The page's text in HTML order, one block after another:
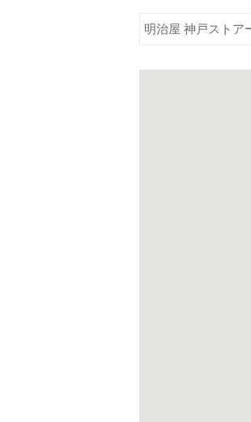
明治屋 神戸ストア